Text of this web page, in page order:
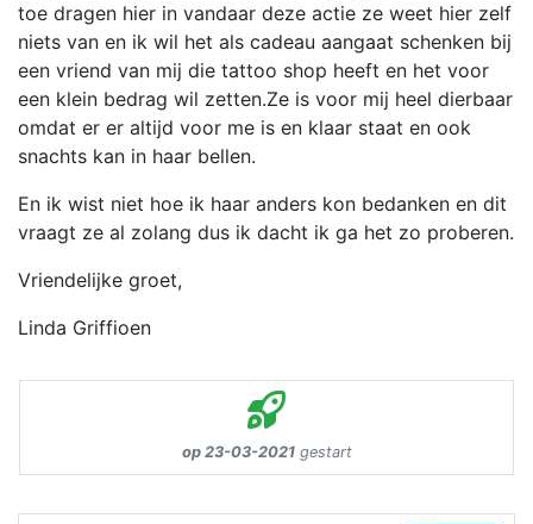
toe dragen hier in vandaar deze actie ze weet hier zelf
niets van en ik wil het als cadeau aangaat schenken bij
een vriend van mij die tattoo shop heeft en het voor
een klein bedrag wil zetten.Ze is voor mij heel dierbaar
omdat er er altijd voor me is en klaar staat en ook
snachts kan in haar bellen.
En ik wist niet hoe ik haar anders kon bedanken en dit
vraagt ze al zolang dus ik dacht ik ga het zo proberen.
Vriendelijke groet,
Linda Griffioen
op 23-03-2021gestart